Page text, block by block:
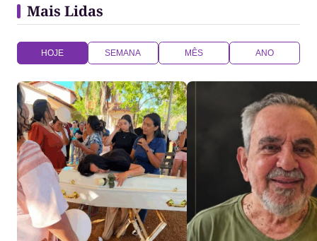
Mais Lidas
HOJE SEMANA MÊS ANO